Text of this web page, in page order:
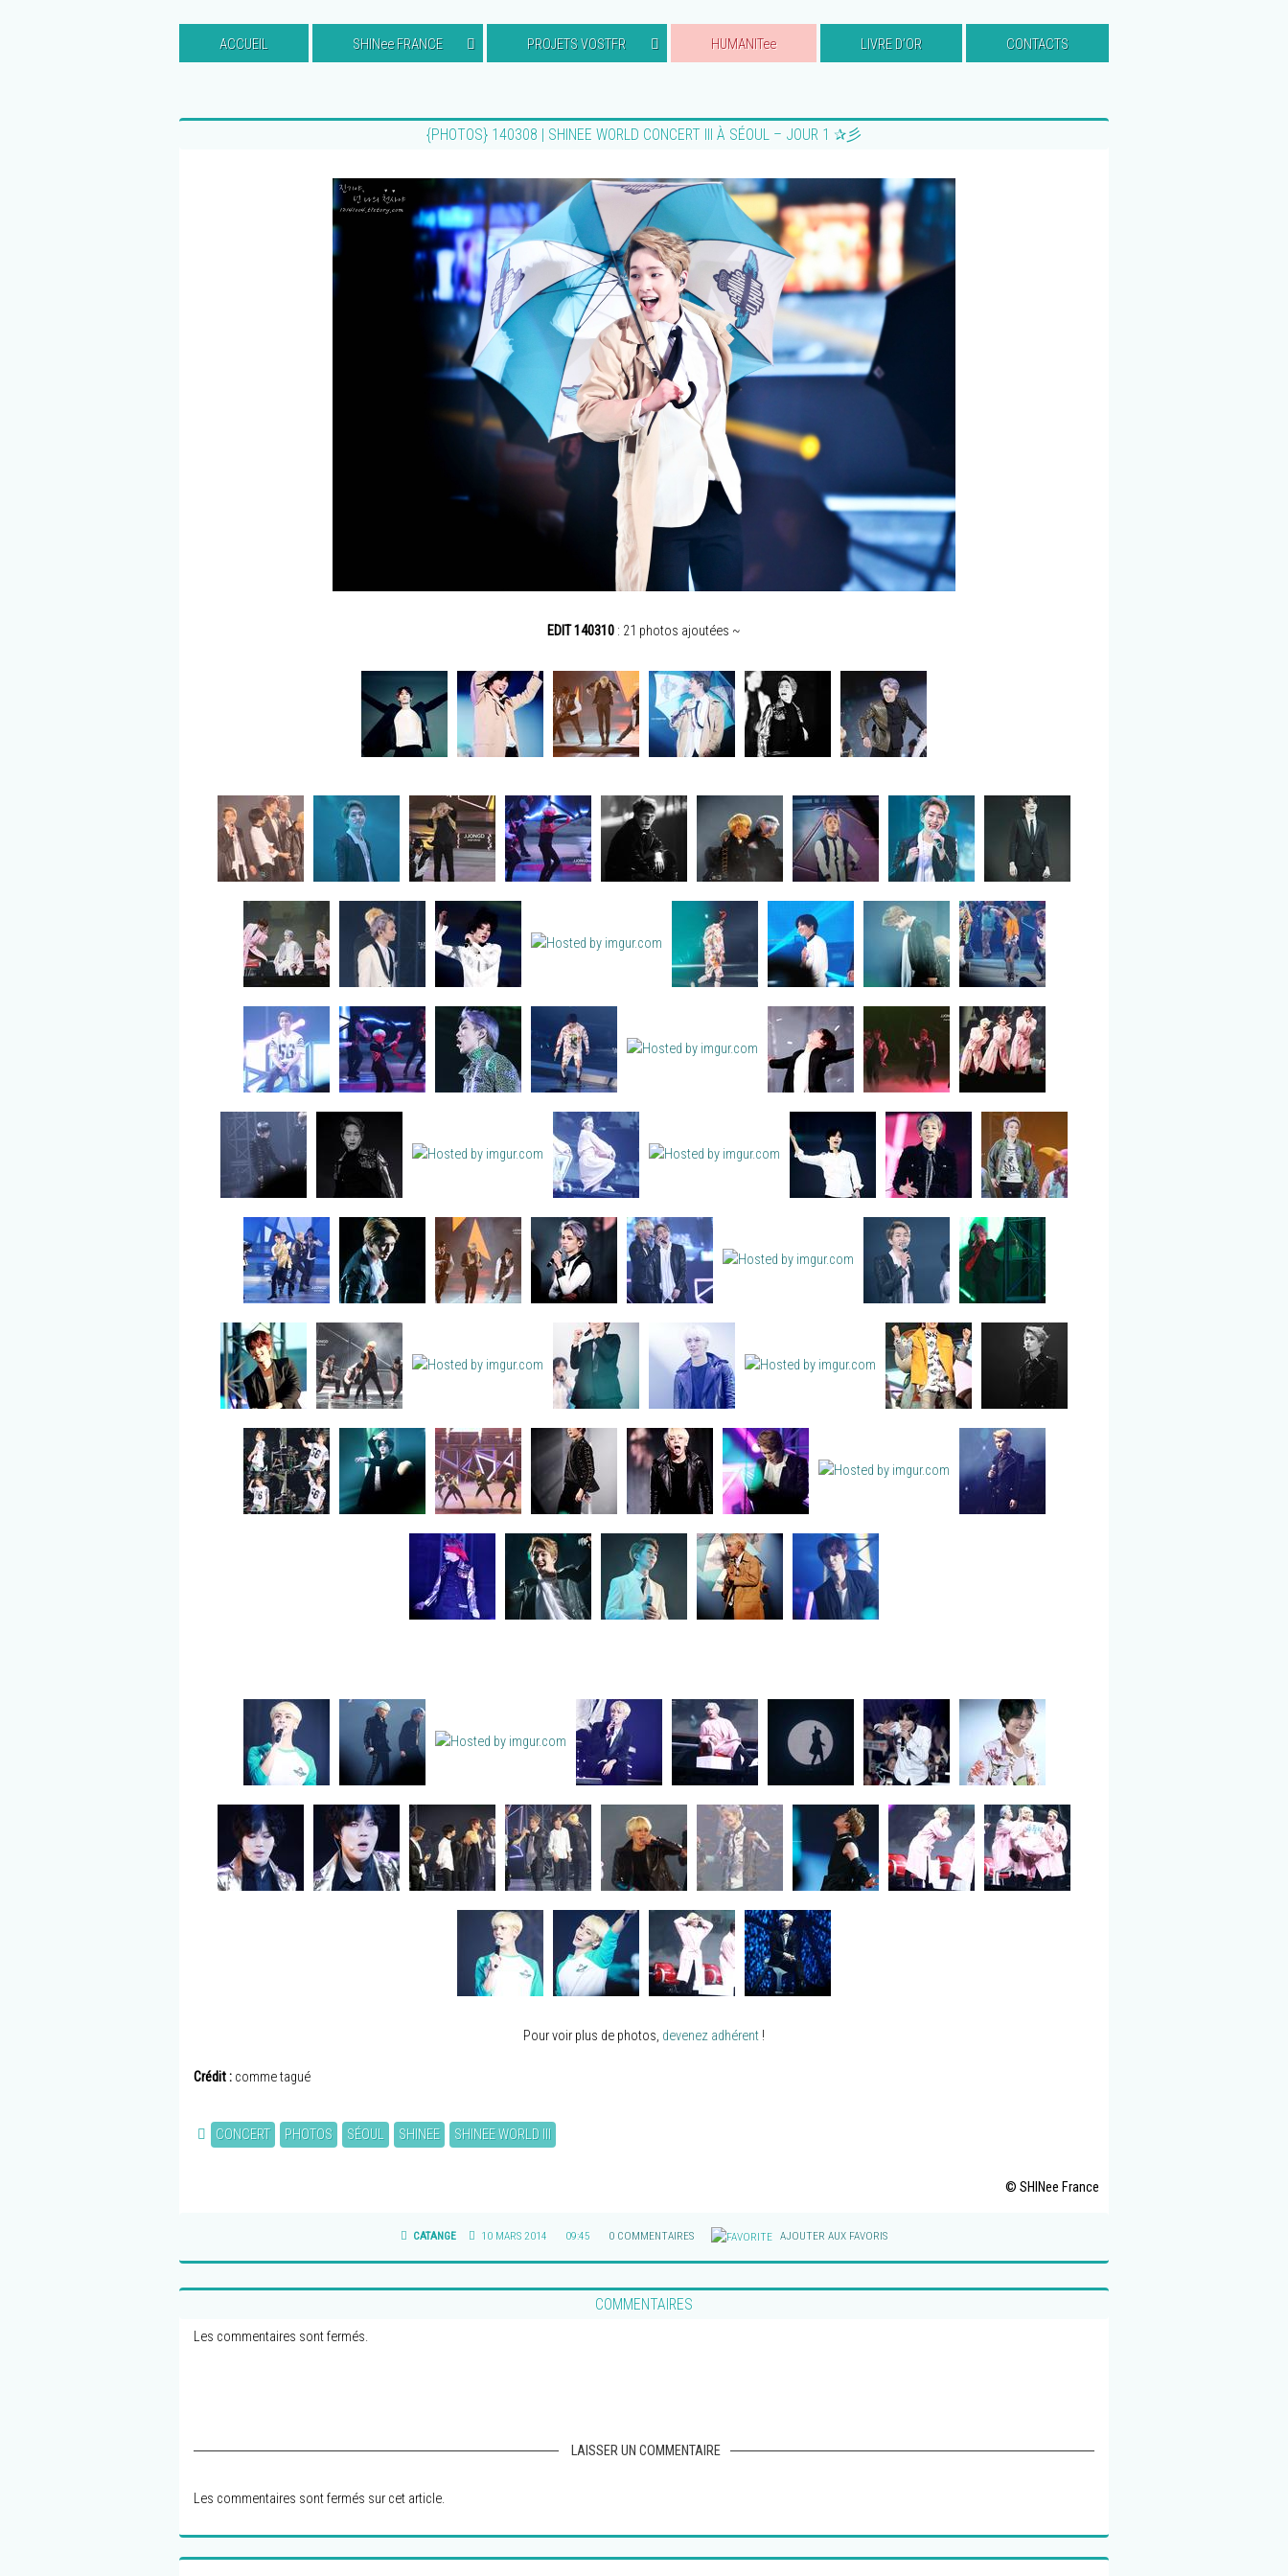
ACCUEIL SHINee FRANCE PROJETS VOSTFR HUMANITee LIVRE D’OR CONTACTS
{PHOTOS} 140308 | SHINEE WORLD CONCERT III À SÉOUL – JOUR 1 ✰彡
EDIT 140310 : 21 photos ajoutées ~
Pour voir plus de photos, devenez adhérent !
Crédit : comme tagué
CONCERT PHOTOS SÉOUL SHINEE SHINEE WORLD III
© SHINee France
CATANGE 10 MARS 2014 09:45 0 COMMENTAIRES AJOUTER AUX FAVORIS
COMMENTAIRES
Les commentaires sont fermés.
LAISSER UN COMMENTAIRE
Les commentaires sont fermés sur cet article.